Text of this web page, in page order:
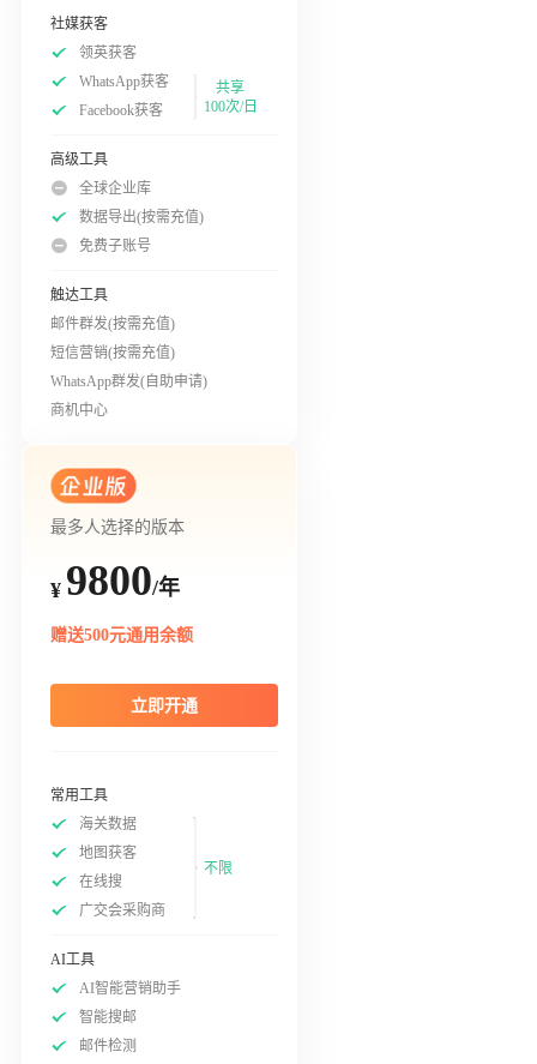
社媒获客
领英获客
WhatsApp获客
Facebook获客
共享
100次/日
高级工具
全球企业库
数据导出(按需充值)
免费子账号
触达工具
邮件群发(按需充值)
短信营销(按需充值)
WhatsApp群发(自助申请)
商机中心
最多人选择的版本
¥ 9800/年
赠送500元通用余额
立即开通
常用工具
海关数据
地图获客
在线搜
广交会采购商
不限
AI工具
AI智能营销助手
智能搜邮
邮件检测